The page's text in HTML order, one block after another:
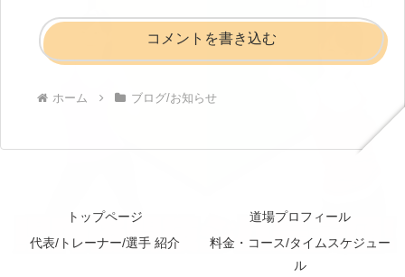
コメントを書き込む
ホーム ブログ/お知らせ
トップページ
道場プロフィール
代表/トレーナー/選手 紹介
料金・コース/タイムスケジュー
ル